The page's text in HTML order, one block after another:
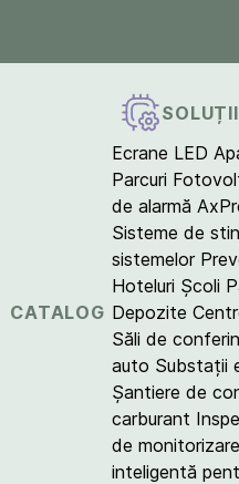
CATALOG
SOLUȚII
Ecrane LED
Parcuri
de alarmă
Sisteme de
sistemelor
Hoteluri Școli
Depozite
Săli de
auto Substații
Șantiere de
carburant
de monitorizare
inteligentă